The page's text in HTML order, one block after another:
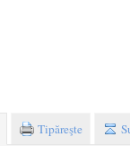
Tipăreşte